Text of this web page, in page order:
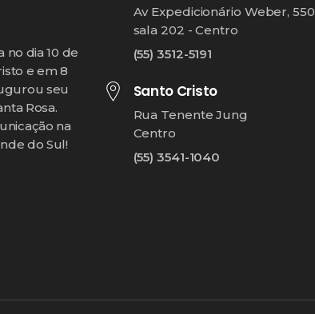
no dia 10 de
e em 8
seu
Rosa.
na
do Sul!
Av Expedicionário Weber, 550
sala 202 - Centro
(55) 3512-5191
Santo Cristo
Rua Tenente Jung
Centro
(55) 3541-1040